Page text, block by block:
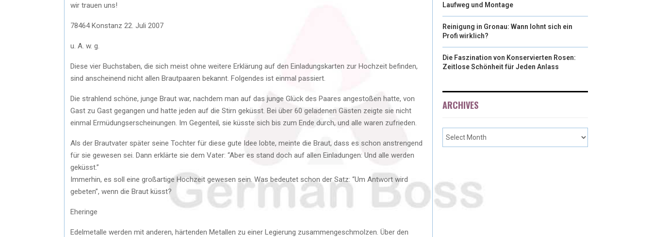
wir trauen uns!
78464 Konstanz 22. Juli 2007
u. A. w. g.
Diese vier Buchstaben, die sich meist ohne weitere Erklärung auf den Einladungskarten zur Hochzeit befinden,
sind anscheinend nicht allen Brautpaaren bekannt. Folgendes ist einmal passiert.
Die strahlend schöne, junge Braut war, nachdem man auf das junge Glück des Paares angestoßen hatte, von
Gast zu Gast gegangen und hatte jeden auf die Stirn geküsst. Bei über 60 geladenen Gästen zeigte sie nicht
einmal Ermüdungserscheinungen. Im Gegenteil, sie küsste sich bis zum Ende durch, und alle waren zufrieden.
Als der Brautvater später seine Tochter für diese gute Idee lobte, meinte die Braut, dass es schon anstrengend
für sie gewesen sei. Dann erklärte sie dem Vater: “Aber es stand doch auf allen Einladungen: Und alle werden
geküsst.”
Immerhin, es soll eine großartige Hochzeit gewesen sein. Was bedeutet schon der Satz: “Um Antwort wird
gebeten”, wenn die Braut küsst?
Eheringe
Edelmetalle werden mit anderen, härtenden Metallen zu einer Legierung zusammengeschmolzen. Über den
Laufweg und Montage
Reinigung in Gronau: Wann lohnt sich ein
Profi wirklich?
Die Faszination von Konservierten Rosen:
Zeitlose Schönheit für Jeden Anlass
ARCHIVES